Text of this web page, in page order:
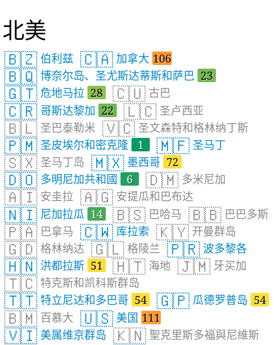
北美
🇧🇿 伯利兹 🇨🇦 加拿大 106
🇧🇶 博奈尔岛、圣尤斯达蒂斯和萨巴 23
🇬🇹 危地马拉 28 🇨🇺 古巴
🇨🇷 哥斯达黎加 22 🇱🇨 圣卢西亚
🇧🇱 圣巴泰勒米 🇻🇨 圣文森特和格林纳丁斯
🇵🇲 圣皮埃尔和密克隆 1 🇲🇫 圣马丁
🇸🇽 圣马丁岛 🇲🇽 墨西哥 72
🇩🇴 多明尼加共和國 6 🇩🇲 多米尼加
🇦🇮 安圭拉 🇦🇬 安提瓜和巴布达
🇳🇮 尼加拉瓜 14 🇧🇸 巴哈马 🇧🇧 巴巴多斯
🇵🇦 巴拿马 🇨🇼 库拉索 🇰🇾 开曼群岛
🇬🇩 格林纳达 🇬🇱 格陵兰 🇵🇷 波多黎各
🇭🇳 洪都拉斯 51 🇭🇹 海地 🇯🇲 牙买加
🇹🇨 特克斯和凯科斯群岛
🇹🇹 特立尼达和多巴哥 54 🇬🇵 瓜德罗普岛 54
🇧🇲 百慕大 🇺🇸 美国 111
🇻🇮 美属维京群岛 🇰🇳 聖克里斯多福與尼維斯